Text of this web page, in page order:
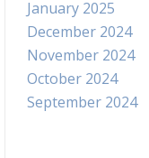
January 2025
December 2024
November 2024
October 2024
September 2024